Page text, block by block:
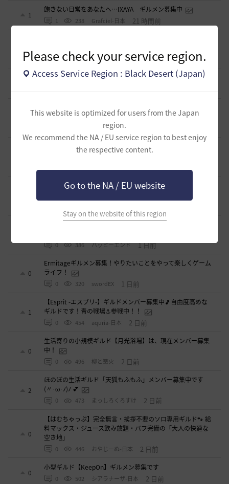
Please check your service region.
Access Service Region : Black Desert (Japan)
This website is optimized for users from the Japan
region.
We recommend the NA / EU service region to best enjoy
the respective content.
Go to the NA / EU website
Stay on the website of this region
1
飽きない日常をあなたへ…IXAYA ギルメン募集中
1 238 Grafciel-日本 21 時間前
0
0 287 ヒマリン 1 日前
ギルメン募集中～♪【オルゼキアで薬売り】
1 日前
新設ギルド 「Shmurda」立ち上げメンバー募集！現在3
名！
いなドン 1 日前
【中型生活ギルド】マイペースで遊びたいメンバーを募集
2024年7月にトリニティで起きた事を風化させない為の仲間
0 386 ハッピーエンド 1 日前
0
Ermitageギルメン募集！やりたいことをやって楽しくゲーム
ライフ！
0 320 swordEX 1 日前
1
【Esprit -エスプリ-】ギルドメンバー募集中🎵自由度高めな
ギルドです！青の戦場⚓参戦中！！
0 454 aquria-日本 2 日前
0
生活寄りの小規模ギルド【月光浴場】は、現在メンバー募集
中！
0 496 柳と篝火 2 日前
2
ほのぼの生活ギルド「天狐もふもふ」メンバー募集中です
(〃･ω･ﾉ)ﾉ 💕
0 473 まっしろくろすけ 2 日前
0
【はむちゃっぷ】完全無言・挨拶不要のソロ専用ギルド🐾 給
料マックス・ジュース飲み放題・バフ完備の「大人の快適な
空き地」
0 446 おやじーぬ-日本 2 日前
0
小型ギルド【KeepOn】ギルメン募集です
0 502 シアラナーザ-日本 2 日前